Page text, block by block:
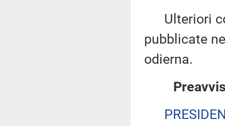
Ulteriori
pubblicate
odierna.